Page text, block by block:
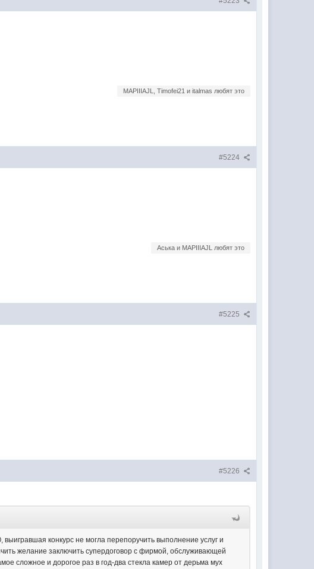
MAPIIIAJL, Timofei21 и italmas любят это
#5224
Аська и MAPIIIAJL любят это
#5225
#5226
конкурс не могла перепоручить выполнение услуг и
желание заключить супердоговор с фирмой, обслуживающей
сложное и дорогое раз в год-два стекла камер от дерьма мух